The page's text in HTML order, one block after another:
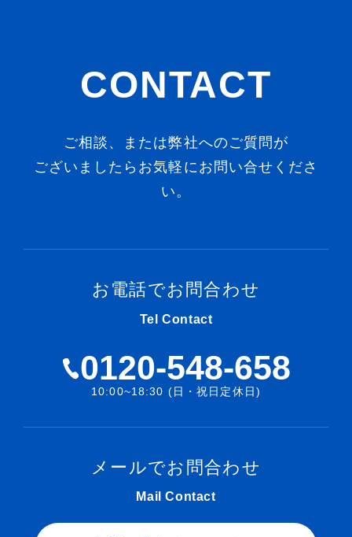
CONTACT
ご相談、または弊社へのご質問が
ございましたらお気軽にお問い合せくださ
い。
お電話でお問合わせ
Tel Contact
0120-548-658
10:00~18:30 (日・祝日定休日)
メールでお問合わせ
Mail Contact